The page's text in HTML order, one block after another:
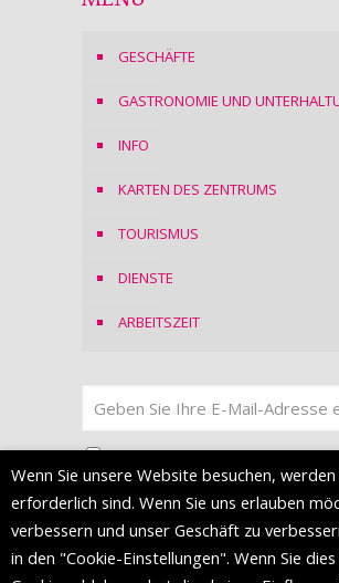
GESCHÄFTE
GASTRONOMIE UND
INFO
KARTEN DES ZENTRUMS
TOURISMUS
DIENSTE
ARBEITSZEIT
Ich stimmeder
Wenn Sie unsere Website besuchen,
erforderlich sind. Wenn Sie uns erlauben
verbessern und unser Geschäft zu
in den "Cookie-Einstellungen". Wenn Sie